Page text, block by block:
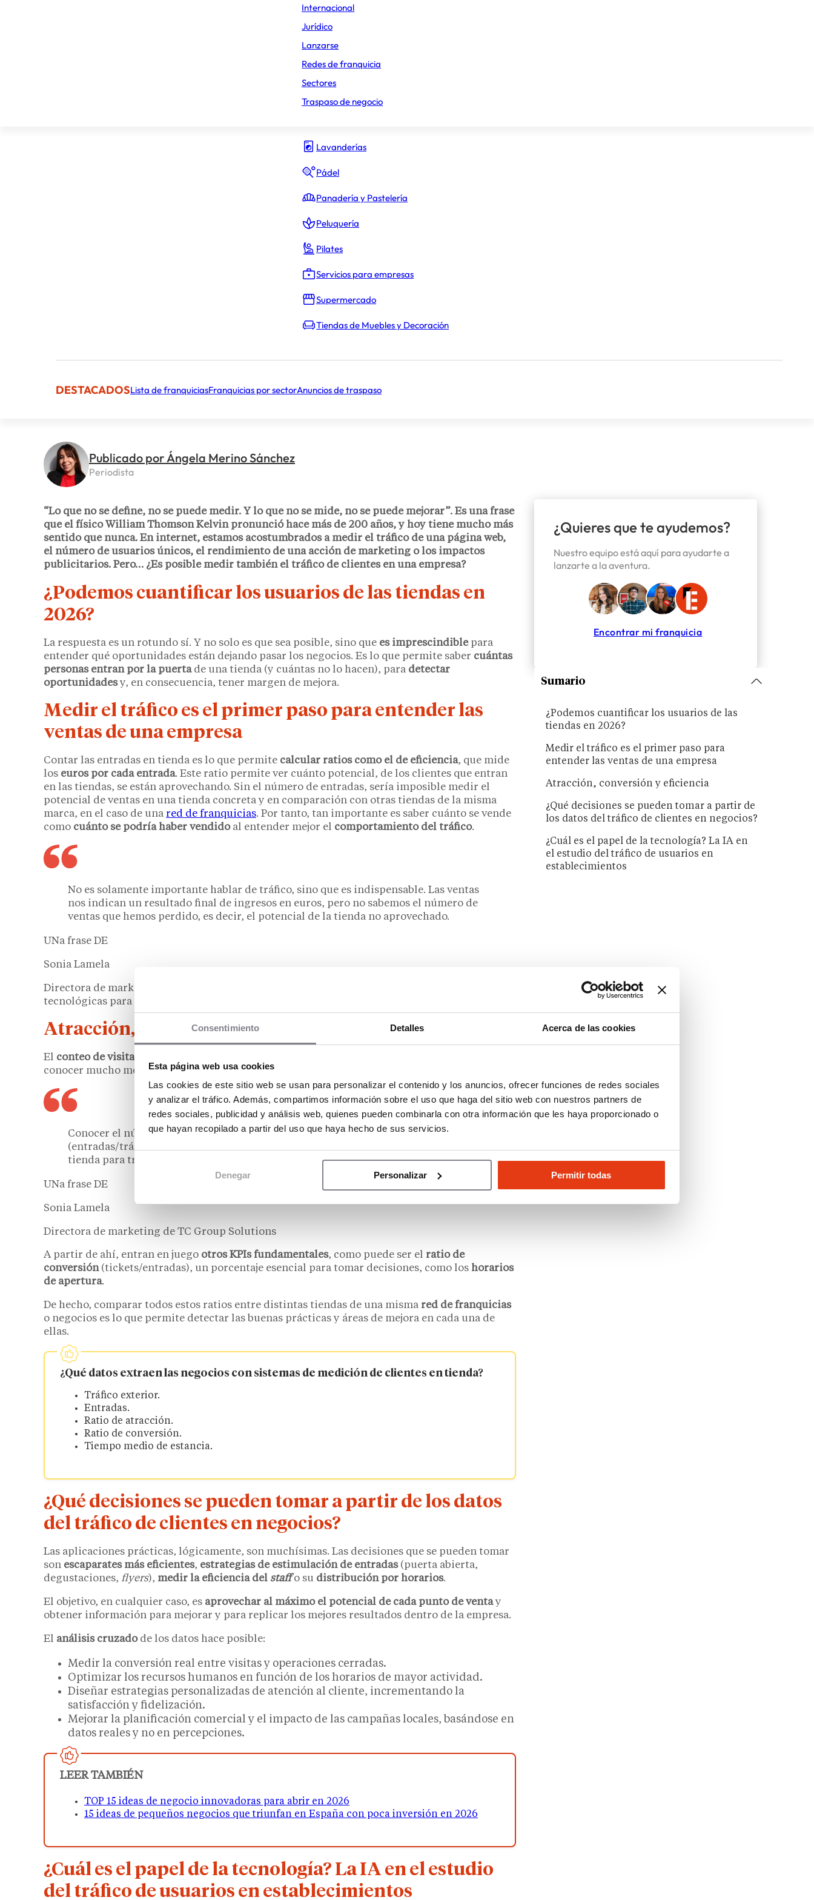
Consentimiento Detalles Acerca de las cookies
Esta página web usa cookies
Las cookies de este sitio web se usan para personalizar el contenido y los anuncios, ofrecer funciones de redes sociales
y analizar el tráfico. Además, compartimos información sobre el uso que haga del sitio web con nuestros partners de
redes sociales, publicidad y análisis web, quienes pueden combinarla con otra información que les haya proporcionado o
que hayan recopilado a partir del uso que haya hecho de sus servicios.
Denegar Personalizar Permitir todas
Hamburguesas
Heladerías
Hostelería y Restauración
Lavanderías
Pádel
Panadería y Pastelería
Peluquería
Pilates
Servicios para empresas
Supermercado
Tiendas de Muebles y Decoración
DESTACADOSLista de franquiciasFranquicias por sectorAnuncios de traspaso
Internacional
Jurídico
Lanzarse
Redes de franquicia
Sectores
Traspaso de negocio
Publicado por Ángela Merino Sánchez
Periodista
“Lo que no se define, no se puede medir. Y lo que no se mide, no se puede mejorar”. Es una frase
que el físico William Thomson Kelvin pronunció hace más de 200 años, y hoy tiene mucho más
sentido que nunca. En internet, estamos acostumbrados a medir el tráfico de una página web,
el número de usuarios únicos, el rendimiento de una acción de marketing o los impactos
publicitarios. Pero… ¿Es posible medir también el tráfico de clientes en una empresa?
¿Podemos cuantificar los usuarios de las tiendas en
2026?
La respuesta es un rotundo sí. Y no solo es que sea posible, sino que es imprescindiblepara
entender qué oportunidades están dejando pasar los negocios. Es lo que permite saber cuántas
personas entran por la puerta de una tienda (y cuántas no lo hacen), para detectar
oportunidadesy, en consecuencia, tener margen de mejora.
Medir el tráfico es el primer paso para entender las
ventas de una empresa
Contar las entradas en tienda es lo que permite calcular ratios como el de eficiencia, que mide
los euros por cada entrada. Este ratio permite ver cuánto potencial, de los clientes que entran
en las tiendas, se están aprovechando. Sin el número de entradas, sería imposible medir el
potencial de ventas en una tienda concreta y en comparación con otras tiendas de la misma
marca, en el caso de una red de franquicias. Por tanto, tan importante es saber cuánto se vende
como cuánto se podría haber vendidoal entender mejor el comportamiento del tráfico.
No es solamente importante hablar de tráfico, sino que es indispensable. Las ventas
nos indican un resultado final de ingresos en euros, pero no sabemos el número de
ventas que hemos perdido, es decir, el potencial de la tienda no aprovechado.
UNa frase DE
Sonia Lamela
Directora de marketing de TC Group Solutions, empresa de desarrollo de soluciones
tecnológicas para la gestión profesional de comercios
Atracción, conversión y eficiencia
El conteo de visitantes
conocer mucho mejor el rendimiento real de cada punto de venta.
Conocer el número de visitantes en las tiendas nos permite calcular el ratio de acción
(entradas/tráfico exterior), que nos indica el grado de atractividad que tiene nuestra
tienda para transformar el flujo peatonal en clientes potenciales.
UNa frase DE
Sonia Lamela
Directora de marketing de TC Group Solutions
A partir de ahí, entran en juego otros KPIs fundamentales, como puede ser el ratio de
conversión(tickets/entradas), un porcentaje esencial para tomar decisiones, como los horarios
de apertura.
De hecho, comparar todos estos ratios entre distintas tiendas de una misma red de franquicias
o negocios es lo que permite detectar las buenas prácticas y áreas de mejora en cada una de
ellas.
¿Qué datos extraen las negocios con sistemas de medición de clientes en tienda?
Tráfico exterior.
Entradas.
Ratio de atracción.
Ratio de conversión.
Tiempo medio de estancia.
¿Qué decisiones se pueden tomar a partir de los datos
del tráfico de clientes en negocios?
Las aplicaciones prácticas, lógicamente, son muchísimas. Las decisiones que se pueden tomar
son escaparates más eficientes, estrategias de estimulación de entradas(puerta abierta,
degustaciones, flyers), medir la eficiencia del staff o su distribución por horarios.
El objetivo, en cualquier caso, es aprovechar al máximo el potencial de cada punto de ventay
obtener información para mejorar y para replicar los mejores resultados dentro de la empresa.
El análisis cruzadode los datos hace posible:
Medir la conversión real entre visitas y operaciones cerradas.
Optimizar los recursos humanos en función de los horarios de mayor actividad.
Diseñar estrategias personalizadas de atención al cliente, incrementando la
satisfacción y fidelización.
Mejorar la planificación comercial y el impacto de las campañas locales, basándose en
datos reales y no en percepciones.
LEER TAMBIÉN
TOP 15 ideas de negocio innovadoras para abrir en 2026
15 ideas de pequeños negocios que triunfan en España con poca inversión en 2026
¿Cuál es el papel de la tecnología? La IA en el estudio
del tráfico de usuarios en establecimientos
¿Quieres que te ayudemos?
Nuestro equipo está aquí para ayudarte a
lanzarte a la aventura.
Encontrar mi franquicia
Sumario
¿Podemos cuantificar los usuarios de las
tiendas en 2026?
Medir el tráfico es el primer paso para
entender las ventas de una empresa
Atracción, conversión y eficiencia
¿Qué decisiones se pueden tomar a partir de
los datos del tráfico de clientes en negocios?
¿Cuál es el papel de la tecnología? La IA en
el estudio del tráfico de usuarios en
establecimientos